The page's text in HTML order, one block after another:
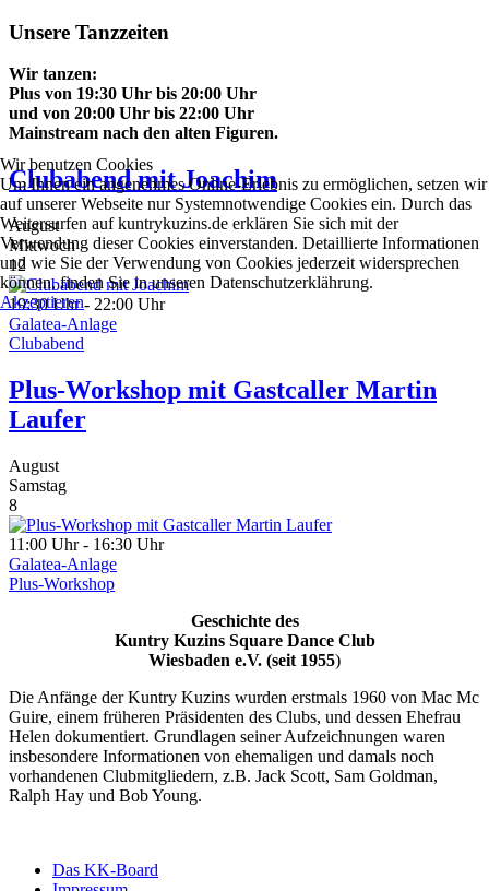
Unsere Tanzzeiten
Wir tanzen:
Plus von 19:30 Uhr bis 20:00 Uhr
und von 20:00 Uhr bis 22:00 Uhr
Mainstream nach den alten Figuren.
Clubabend mit Joachim
August
Mittwoch
12
19:30 Uhr - 22:00 Uhr
Galatea-Anlage
Clubabend
Plus-Workshop mit Gastcaller Martin
Laufer
August
Samstag
8
11:00 Uhr - 16:30 Uhr
Galatea-Anlage
Plus-Workshop
Geschichte des
Kuntry Kuzins Square Dance Club
Wiesbaden e.V. (seit 1955)
Die Anfänge der Kuntry Kuzins wurden erstmals 1960 von Mac Mc
Guire, einem früheren Präsidenten des Clubs, und dessen Ehefrau
Helen dokumentiert. Grundlagen seiner Aufzeichnungen waren
insbesondere Informationen von ehemaligen und damals noch
vorhandenen Clubmitgliedern, z.B. Jack Scott, Sam Goldman,
Ralph Hay und Bob Young.
Das KK-Board
Wir benutzen Cookies
Um Ihnen ein angenehmes Online-Erlebnis zu ermöglichen, setzen wir
auf unserer Webseite nur Systemnotwendige Cookies ein. Durch das
Weitersurfen auf kuntrykuzins.de erklären Sie sich mit der
Verwendung dieser Cookies einverstanden. Detaillierte Informationen
und wie Sie der Verwendung von Cookies jederzeit widersprechen
können, finden Sie in unseren Datenschutzerklährung.
Akzeptieren